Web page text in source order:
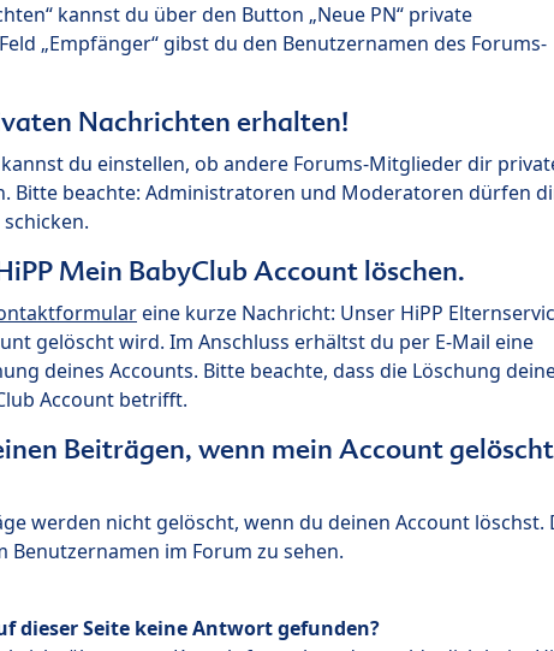
kannst du über den Button „Neue PN“ private
„Empfänger“ gibst du den Benutzernamen des Forums-
Nachrichten erhalten!
du einstellen, ob andere Forums-Mitglieder dir
Bitte beachte: Administratoren und Moderatoren dürfen
Mein BabyClub Account löschen.
eine kurze Nachricht: Unser HiPP
gelöscht wird. Im Anschluss erhältst du per E-Mail eine
deines Accounts. Bitte beachte, dass die Löschung
Account betrifft.
Beiträgen, wenn mein Account gelöscht
werden nicht gelöscht, wenn du deinen Account löschst.
im Forum zu sehen.
dieser Seite keine Antwort gefunden?